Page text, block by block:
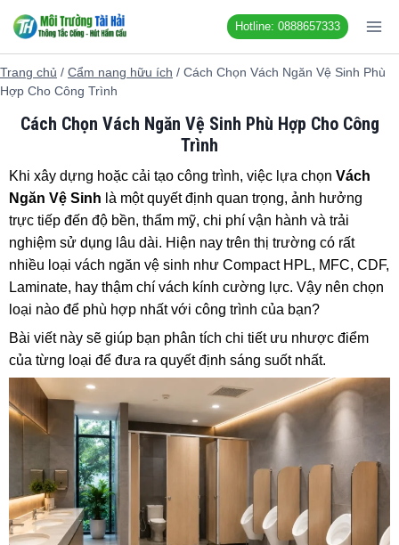
đến
nội
dung
Hotline: 0888657333
Trang chủ / Cẩm nang hữu ích / Cách Chọn Vách Ngăn Vệ Sinh Phù
Hợp Cho Công Trình
Cách Chọn Vách Ngăn Vệ Sinh Phù Hợp Cho Công
Trình
Khi xây dựng hoặc cải tạo công trình, việc lựa chọn Vách
Ngăn Vệ Sinh là một quyết định quan trọng, ảnh hưởng
trực tiếp đến độ bền, thẩm mỹ, chi phí vận hành và trải
nghiệm sử dụng lâu dài. Hiện nay trên thị trường có rất
nhiều loại vách ngăn vệ sinh như Compact HPL, MFC, CDF,
Laminate, hay thậm chí vách kính cường lực. Vậy nên chọn
loại nào để phù hợp nhất với công trình của bạn?
Bài viết này sẽ giúp bạn phân tích chi tiết ưu nhược điểm
của từng loại để đưa ra quyết định sáng suốt nhất.